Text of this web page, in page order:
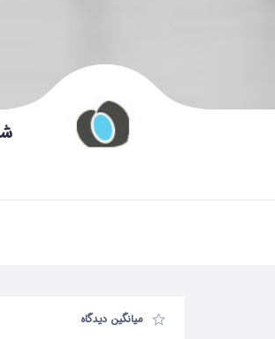
میانگین دیدگاه